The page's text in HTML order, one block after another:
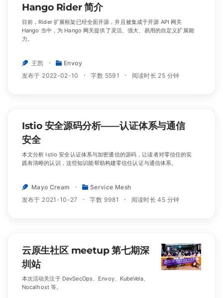
Hango Rider 简介
目前，Rider 扩展框架已经全面开源，并且被集成于开源 API 网关
Hango 当中，为 Hango 网关提供了灵活、强大、易用的自定义扩展能
力。
王凯
Envoy
发布于 2022-02-10
字数 5591 阅读时长 25 分钟
Istio 安全源码分析——认证体系与通信
安全
本文分析 Istio 安全认证体系与加密通信的源码，让读者对零信任的实
践有清晰的认识，这些知识能帮助构建零信任认证与通信体系。
Mayo Cream
Service Mesh
发布于 2021-10-27
字数 9981 阅读时长 45 分钟
云原生社区 meetup 第七期深
圳站
本次活动关注于 DevSecOps、Envoy、KubeVela、
Nocalhost 等。